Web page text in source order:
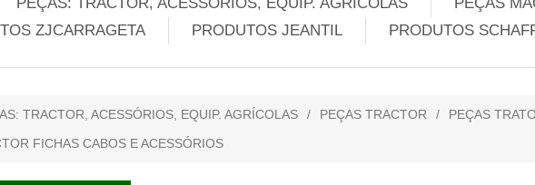
ZJCARRAGETA
PRODUTOS JEANTIL PRODUTOS
TRACTOR, ACESSÓRIOS, EQUIP. AGRÍCOLAS / PEÇAS TRACTOR / PEÇAS
FICHAS CABOS E ACESSÓRIOS